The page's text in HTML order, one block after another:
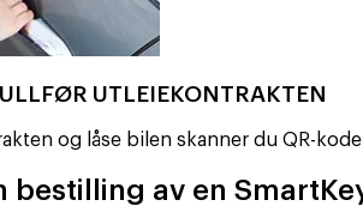
UTLEIEKONTRAKTEN
og låse bilen skanner du QR-
bestilling av en